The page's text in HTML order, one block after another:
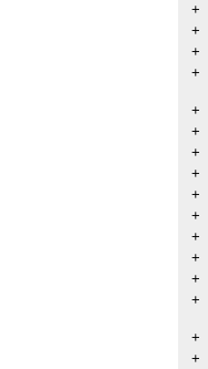
+
+
+
+
+
+
+
+
+
+
+
+
+
+
+
+